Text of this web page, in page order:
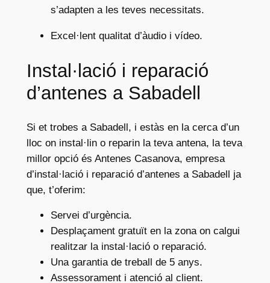
s’adapten a les teves necessitats.
Excel·lent qualitat d’àudio i vídeo.
Instal·lació i reparació
d’antenes a Sabadell
Si et trobes a Sabadell, i estàs en la cerca d’un
lloc on instal·lin o reparin la teva antena, la teva
millor opció és Antenes Casanova, empresa
d’instal·lació i reparació d’antenes a Sabadell ja
que, t’oferim:
Servei d’urgència.
Desplaçament gratuït en la zona on calgui
realitzar la instal·lació o reparació.
Una garantia de treball de 5 anys.
Assessorament i atenció al client.